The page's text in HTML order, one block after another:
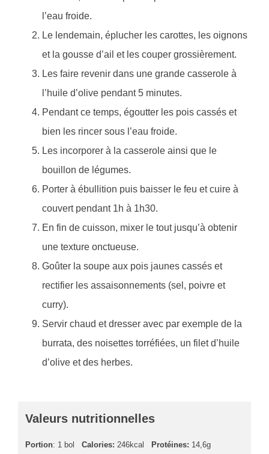
l’eau froide.
Le lendemain, éplucher les carottes, les oignons
et la gousse d’ail et les couper grossièrement.
Les faire revenir dans une grande casserole à
l’huile d’olive pendant 5 minutes.
Pendant ce temps, égoutter les pois cassés et
bien les rincer sous l’eau froide.
Les incorporer à la casserole ainsi que le
bouillon de légumes.
Porter à ébullition puis baisser le feu et cuire à
couvert pendant 1h à 1h30.
En fin de cuisson, mixer le tout jusqu’à obtenir
une texture onctueuse.
Goûter la soupe aux pois jaunes cassés et
rectifier les assaisonnements (sel, poivre et
curry).
Servir chaud et dresser avec par exemple de la
burrata, des noisettes torréfiées, un filet d’huile
d’olive et des herbes.
Valeurs nutritionnelles
Portion: 1 bol Calories: 246kcal Protéines: 14,6g